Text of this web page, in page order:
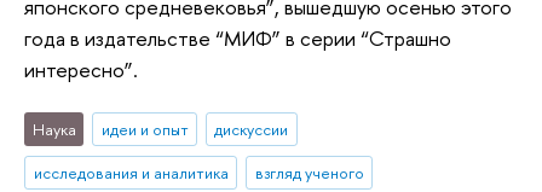
японского средневековья”, вышедшую осенью этого
года в издательстве “МИФ” в серии “Страшно
интересно”.
Наука идеи и опыт
дискуссии
исследования и аналитика
взгляд ученого